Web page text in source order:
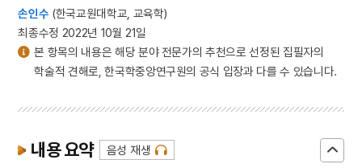
손인수 (한국교원대학교, 교육학)
최종수정 2022년 10월 21일
본 항목의 내용은 해당 분야 전문가의 추천으로 선정된 집필자의
학술적 견해로, 한국학중앙연구원의 공식 입장과 다를 수 있습니다.
내용 요약 음성 재생